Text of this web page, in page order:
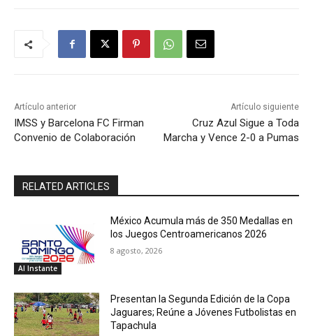
Artículo anterior
IMSS y Barcelona FC Firman
Convenio de Colaboración
Artículo siguiente
Cruz Azul Sigue a Toda
Marcha y Vence 2-0 a Pumas
RELATED ARTICLES
Al Instante
México Acumula más de 350 Medallas en
los Juegos Centroamericanos 2026
8 agosto, 2026
Presentan la Segunda Edición de la Copa
Jaguares; Reúne a Jóvenes Futbolistas en
Tapachula